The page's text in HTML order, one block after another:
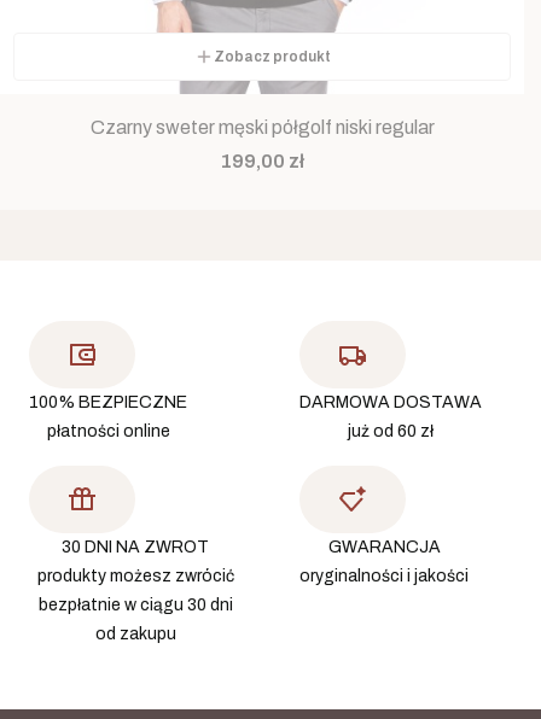
Zobacz produkt
Czarny sweter męski półgolf niski regular
Cena
199,00 zł
100% BEZPIECZNE
płatności online
DARMOWA DOSTAWA
już od 60 zł
30 DNI NA ZWROT
produkty możesz zwrócić
bezpłatnie w ciągu 30 dni
od zakupu
GWARANCJA
oryginalności i jakości